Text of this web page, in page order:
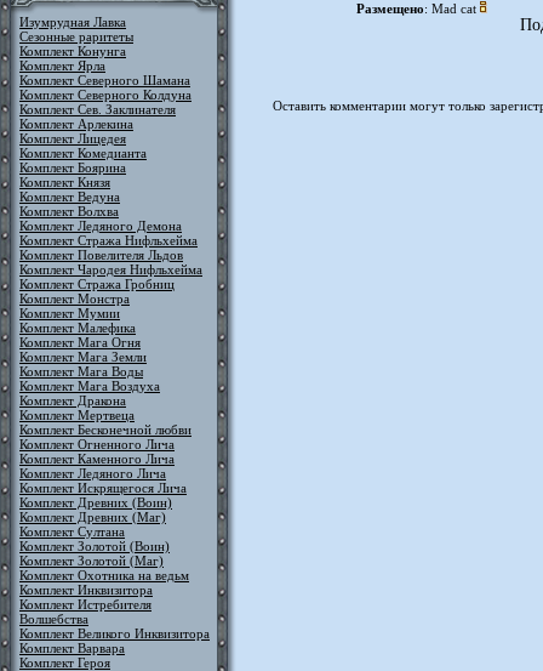
Изумрудная Лавка
Сезонные раритеты
Комплект Конунга
Комплект Ярла
Комплект Северного Шамана
Комплект Северного Колдуна
Комплект Сев. Заклинателя
Комплект Арлекина
Комплект Лицедея
Комплект Комедианта
Комплект Боярина
Комплект Князя
Комплект Ведуна
Комплект Волхва
Комплект Ледяного Демона
Комплект Стража Нифльхейма
Комплект Повелителя Льдов
Комплект Чародея Нифльхейма
Комплект Стража Гробниц
Комплект Монстра
Комплект Мумии
Комплект Малефика
Комплект Мага Огня
Комплект Мага Земли
Комплект Мага Воды
Комплект Мага Воздуха
Комплект Дракона
Комплект Мертвеца
Комплект Бесконечной любви
Комплект Огненного Лича
Комплект Каменного Лича
Комплект Ледяного Лича
Комплект Искрящегося Лича
Комплект Древних (Воин)
Комплект Древних (Маг)
Комплект Султана
Комплект Золотой (Воин)
Комплект Золотой (Маг)
Комплект Охотника на ведьм
Комплект Инквизитора
Комплект Истребителя
Волшебства
Комплект Великого Инквизитора
Комплект Варвара
Комплект Героя
Размещено: Mad cat
Оставить комментарии могут только